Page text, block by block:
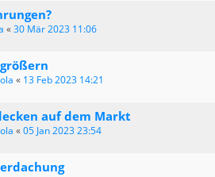
«30 Mär 2023 11:06
« 13 Feb 2023 14:21
auf dem Markt
«05 Jan 2023 23:54